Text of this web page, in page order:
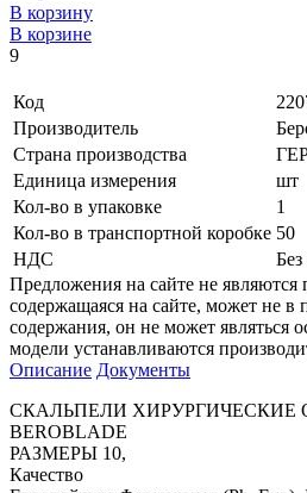
В корзину
В корзине
9
Код
Производитель
Страна производства
Единица измерения
шт
Кол-во в упаковке
1
Кол-во в транспортной коробке 50
НДС
Предложения на сайте не
содержащаяся на сайте, может не в
содержания, он не может являться
модели устанавливаются
Описание Документы
СКАЛЬПЕЛИ ХИРУРГИЧЕСКИЕ
BEROBLADE
РАЗМЕРЫ 10,
Качество